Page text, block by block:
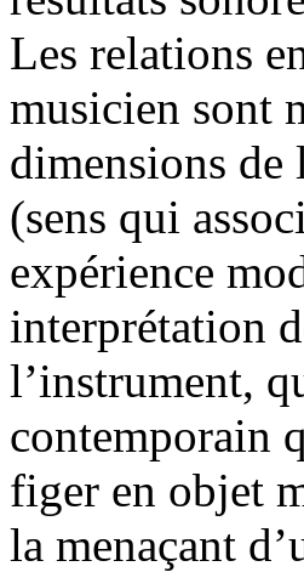
Les relations
musicien sont
dimensions
(sens qui
expérience
interprétation
l’instrument,
contemporain
figer en objet
la menaçant